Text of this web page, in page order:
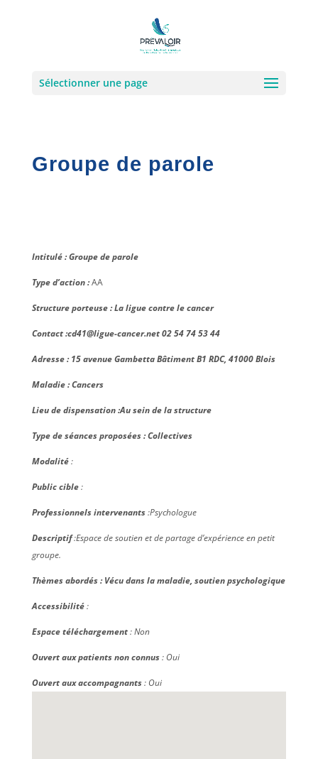
Sélectionner une page
Groupe de parole
Intitulé : Groupe de parole
Type d’action :AA
Structure porteuse : La ligue contre le cancer
Contact :cd41@ligue-cancer.net 02 54 74 53 44
Adresse : 15 avenue Gambetta Bâtiment B1 RDC, 41000 Blois
Maladie : Cancers
Lieu de dispensation :Au sein de la structure
Type de séances proposées : Collectives
Modalité:
Public cible:
Professionnels intervenants:Psychologue
Descriptif:Espace de soutien et de partage d’expérience en petit
groupe.
Thèmes abordés :Vécu dans la maladie, soutien psychologique
Accessibilité:
Espace téléchargement: Non
Ouvert aux patients non connus: Oui
Ouvert aux accompagnants: Oui